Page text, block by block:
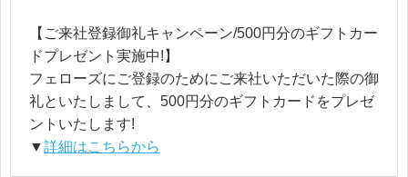
【ご来社登録御礼キャンペーン/500円分のギフトカー
ドプレゼント実施中!】
フェローズにご登録のためにご来社いただいた際の御
礼といたしまして、500円分のギフトカードをプレゼ
ントいたします!
▼詳細はこちらから